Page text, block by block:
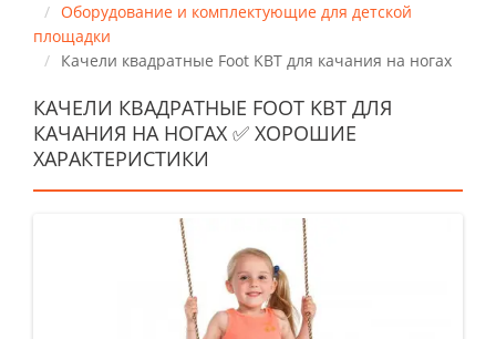
Оборудование и комплектующие для детской
площадки
Качели квадратные Foot KBT для качания на ногах
КАЧЕЛИ КВАДРАТНЫЕ FOOT KBT ДЛЯ
КАЧАНИЯ НА НОГАХ ✅ ХОРОШИЕ
ХАРАКТЕРИСТИКИ